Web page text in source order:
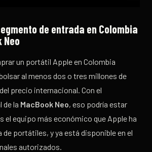
de entrada en Colombia
Neo
un portátil Apple en Colombia
al menos dos o tres millones de
precio internacional. Con el
la MacBook Neo, eso podría estar
el equipo más económico que Apple ha
de portátiles, y ya está disponible en el
autorizados.